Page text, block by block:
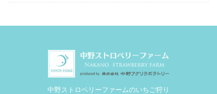
中野ストロベリーファームのいちご狩り